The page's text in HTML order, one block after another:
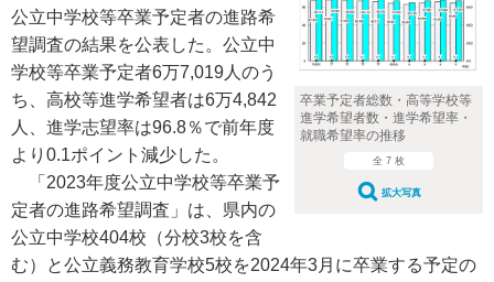
卒業予定者総数・高等学校等
進学希望者数・進学希望率・
就職希望率の推移
全 7 枚
拡大写真
公立中学校等卒業予定者の進路希
望調査の結果を公表した。公立中
学校等卒業予定者6万7,019人のう
ち、高校等進学希望者は6万4,842
人、進学志望率は96.8％で前年度
より0.1ポイント減少した。
「2023年度公立中学校等卒業予
定者の進路希望調査」は、県内の
公立中学校404校（分校3校を含
む）と公立義務教育学校5校を2024年3月に卒業する予定の